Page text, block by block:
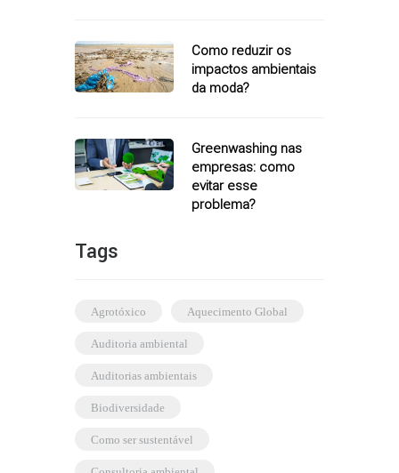
Como reduzir os
impactos ambientais
da moda?
Greenwashing nas
empresas: como
evitar esse
problema?
Tags
agrotóxico Aquecimento Global
auditoria ambiental
auditorias ambientais
biodiversidade
como ser sustentável